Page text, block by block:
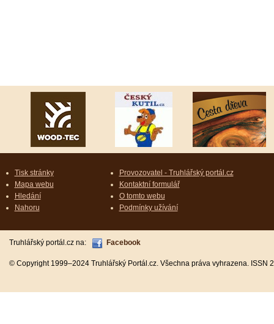
Tisk stránky
Mapa webu
Hledání
Nahoru
Provozovatel - Truhlářský portál.cz
Kontaktní formulář
O tomto webu
Podmínky užívání
Truhlářský portál.cz na: Facebook
© Copyright 1999–2024 Truhlářský Portál.cz. Všechna práva vyhrazena.